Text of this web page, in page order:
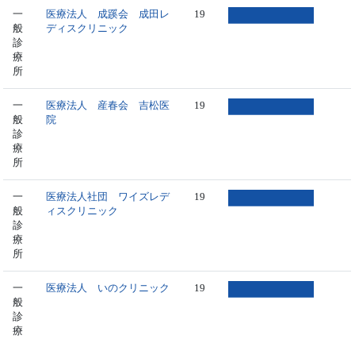
一
般
診
療
所
医療法人 成蹊会 成田レ
ディスクリニック
19
一
般
診
療
所
医療法人 産春会 吉松医
院
19
一
般
診
療
所
医療法人社団 ワイズレデ
ィスクリニック
19
一
般
診
療
医療法人 いのクリニック 19